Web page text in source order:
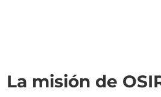
La misión de